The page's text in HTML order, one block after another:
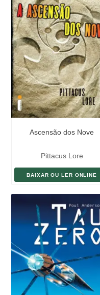
Ascensão dos Nove
Pittacus Lore
BAIXAR OU LER ONLINE